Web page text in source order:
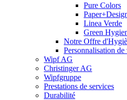
Pure Colors
Linea Verde
Green
Notre Offre
Personnalisation
Wipf AG
Christinger AG
Wipfgruppe
Prestations de services
Durabilité